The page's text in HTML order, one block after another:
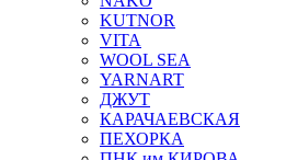
KUTNOR
VITA
WOOL SEA
YARNART
ДЖУТ
КАРАЧАЕВСКАЯ
ПЕХОРКА